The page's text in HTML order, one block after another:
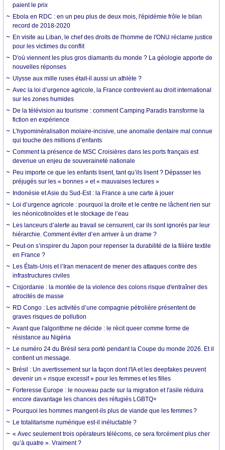
paient le prix
Ebola en RDC : en un peu plus de deux mois, l'épidémie frôle le bilan
record de 2018-2020
En visite au Liban, le chef des droits de l'homme de l'ONU réclame justice
pour les victimes du conflit
D'où viennent les plus gros diamants du monde ? La géologie apporte de
nouvelles réponses
Ulysse aux mille ruses était-il aussi un athlète ?
Avec la loi d’urgence agricole, la France contrevient au droit international
sur les zones humides
De la télévision au tourisme : comment Camping Paradis transforme la
fiction en expérience
L’hypominéralisation molaire-incisive, une anomalie dentaire mal connue
qui touche des millions d’enfants
Comment la présence de MSC Croisières dans les ports français est
devenue un enjeu de souveraineté nationale
Peu importe ce que les enfants lisent, tant qu’ils lisent ? Dépasser les
préjugés sur les « bonnes » et « mauvaises lectures »
Indonésie et Asie du Sud-Est : la France a une carte à jouer
Loi d’urgence agricole : pourquoi la droite et le centre ne lâchent rien sur
les néonicotinoïdes et le stockage de l’eau
Les lanceurs d’alerte au travail se censurent, car ils sont ignorés par leur
hiérarchie. Comment éviter d’en arriver à un drame ?
Peut-on s’inspirer du Japon pour repenser la durabilité de la filière textile
en France ?
Les États-Unis et l’Iran menacent de mener des attaques contre des
infrastructures civiles
Cisjordanie : la montée de la violence des colons risque d'entraîner des
atrocités de masse
RD Congo : Les activités d’une compagnie pétrolière présentent de
graves risques de pollution
Avant que l'algorithme ne décide : le récit queer comme forme de
résistance au Nigéria
Le numéro 24 du Brésil sera porté pendant la Coupe du monde 2026. Et il
contient un message.
Brésil : Un avertissement sur la façon dont l'IA et les deepfakes peuvent
devenir un « risque excessif » pour les femmes et les filles
Forteresse Europe : le nouveau pacte sur la migration et l'asile réduira
encore davantage les chances des réfugiés LGBTQ+
Pourquoi les hommes mangent-ils plus de viande que les femmes ?
Le totalitarisme numérique est-il inéluctable ?
« Avec seulement trois opérateurs télécoms, ce sera forcément plus cher
qu’à quatre ». Vraiment ?